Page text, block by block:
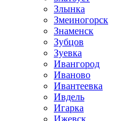
Злынка
Змеиногорск
Знаменск
Зубцов
Зуевка
Ивангород
Иваново
Ивантеевка
Ивдель
Игарка
Ижевск